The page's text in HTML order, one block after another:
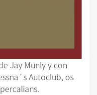
Jay Munly y con
Autoclub, os